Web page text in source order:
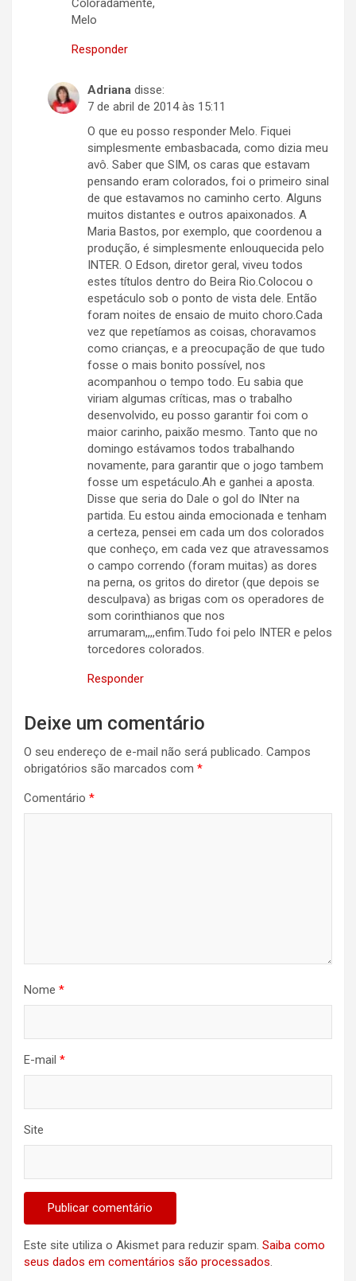
Coloradamente,
Melo
Responder
Adriana disse:
7 de abril de 2014 às 15:11
O que eu posso responder Melo. Fiquei
simplesmente embasbacada, como dizia meu
avô. Saber que SIM, os caras que estavam
pensando eram colorados, foi o primeiro sinal
de que estavamos no caminho certo. Alguns
muitos distantes e outros apaixonados. A
Maria Bastos, por exemplo, que coordenou a
produção, é simplesmente enlouquecida pelo
INTER. O Edson, diretor geral, viveu todos
estes títulos dentro do Beira Rio.Colocou o
espetáculo sob o ponto de vista dele. Então
foram noites de ensaio de muito choro.Cada
vez que repetíamos as coisas, choravamos
como crianças, e a preocupação de que tudo
fosse o mais bonito possível, nos
acompanhou o tempo todo. Eu sabia que
viriam algumas críticas, mas o trabalho
desenvolvido, eu posso garantir foi com o
maior carinho, paixão mesmo. Tanto que no
domingo estávamos todos trabalhando
novamente, para garantir que o jogo tambem
fosse um espetáculo.Ah e ganhei a aposta.
Disse que seria do Dale o gol do INter na
partida. Eu estou ainda emocionada e tenham
a certeza, pensei em cada um dos colorados
que conheço, em cada vez que atravessamos
o campo correndo (foram muitas) as dores
na perna, os gritos do diretor (que depois se
desculpava) as brigas com os operadores de
som corinthianos que nos
arrumaram,,,,enfim.Tudo foi pelo INTER e pelos
torcedores colorados.
Responder
Deixe um comentário
O seu endereço de e-mail não será publicado. Campos
obrigatórios são marcados com *
Comentário *
Nome *
E-mail *
Site
Este site utiliza o Akismet para reduzir spam. Saiba como
seus dados em comentários são processados.